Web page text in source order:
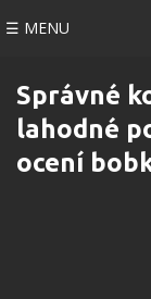
☰ MENU
Správné
lahodné
ocení